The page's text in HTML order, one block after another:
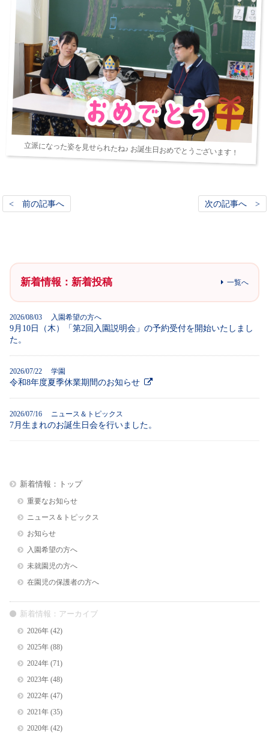
立派になった姿を見せられたね♪ お誕生日おめでとうございます！
< 前の記事へ 次の記事へ >
新着情報：新着投稿 一覧へ
2026/08/03 入園希望の方へ
9月10日（木）「第2回入園説明会」の予約受付を開始いたしまし
た。
2026/07/22 学園
令和8年度夏季休業期間のお知らせ
2026/07/16 ニュース＆トピックス
7月生まれのお誕生日会を行いました。
新着情報：トップ
重要なお知らせ
ニュース＆トピックス
お知らせ
入園希望の方へ
未就園児の方へ
在園児の保護者の方へ
新着情報：アーカイブ
2026年(42)
2025年(88)
2024年(71)
2023年(48)
2022年(47)
2021年(35)
2020年(42)